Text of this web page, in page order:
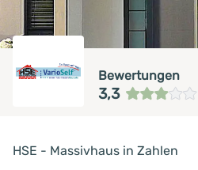
Bewertungen
3,3
HSE - Massivhaus in Zahlen